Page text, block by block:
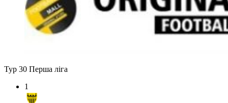
Тур 30 Перша ліга
1